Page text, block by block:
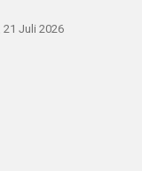
21 Juli 2026